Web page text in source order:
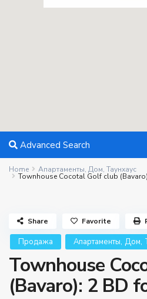
Advanced Search
Home Апартаменты, Дом, Таунхаус
Townhouse Cocotal Golf club
Продажа Апартаменты, Дом,
Townhouse
(Bavaro): 2 BD
Share Favorite